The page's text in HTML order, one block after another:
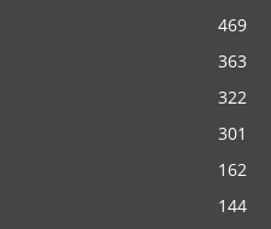
469
363
322
301
162
144